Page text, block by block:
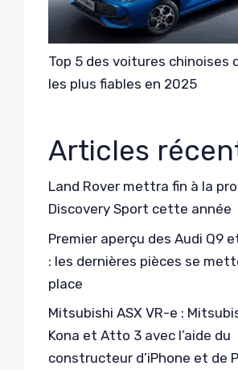
Top 5 des voitures chinoises
les plus fiables en 2025
Articles
Land Rover mettra fin à la
Discovery Sport cette année
Premier aperçu des Audi Q9
: les dernières pièces se
place
Mitsubishi ASX VR-e :
Kona et Atto 3 avec l’aide du
constructeur d’iPhone et de